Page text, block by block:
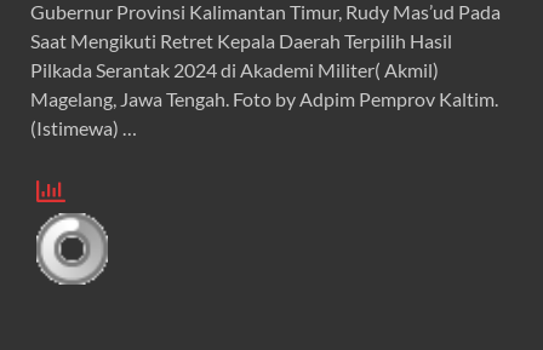
Gubernur Provinsi Kalimantan Timur, Rudy Mas’ud Pada
Saat Mengikuti Retret Kepala Daerah Terpilih Hasil
Pilkada Serantak 2024 di Akademi Militer( Akmil)
Magelang, Jawa Tengah. Foto by Adpim Pemprov Kaltim.
(Istimewa) …